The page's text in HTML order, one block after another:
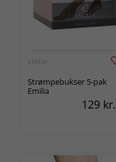
EMILIA
Strømpebukser 5-pak
Emilia
129 kr.